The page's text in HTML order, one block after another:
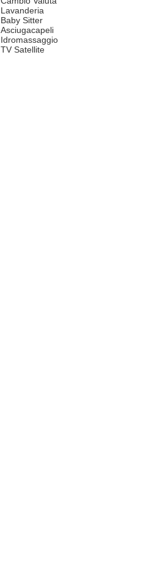
Lavanderia
Baby Sitter
Asciugacapeli
Idromassaggio
TV Satellite